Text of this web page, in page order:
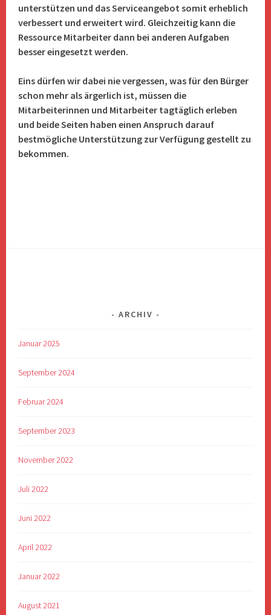
unterstützen und das Serviceangebot somit erheblich
verbessert und erweitert wird. Gleichzeitig kann die
Ressource Mitarbeiter dann bei anderen Aufgaben
besser eingesetzt werden.
Eins dürfen wir dabei nie vergessen, was für den Bürger
schon mehr als ärgerlich ist, müssen die
Mitarbeiterinnen und Mitarbeiter tagtäglich erleben
und beide Seiten haben einen Anspruch darauf
bestmögliche Unterstützung zur Verfügung gestellt zu
bekommen.
ARCHIV
Januar 2025
September 2024
Februar 2024
September 2023
November 2022
Juli 2022
Juni 2022
April 2022
Januar 2022
August 2021